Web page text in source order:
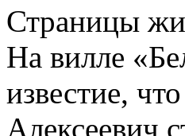
Страницы
На вилле
известие,
Алексеевич